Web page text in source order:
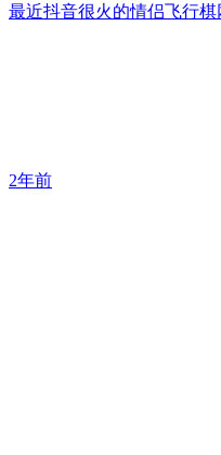
最近抖音很火的情侣飞行
2年前